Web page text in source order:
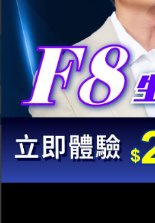
預約體驗
F8 生髮療程